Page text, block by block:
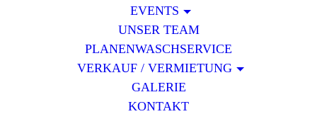
EVENTS
UNSER TEAM
PLANENWASCHSERVICE
VERKAUF / VERMIETUNG
GALERIE
KONTAKT